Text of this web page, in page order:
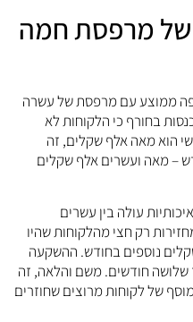
מרפסת חמה
ממוצע עם מרפסת של עשרה
בחורף כי הלקוחות לא
מאה אלף שקלים, זה
מאה ועשרים אלף שקלים
עולה בין עשרים
רק חצי מהלקוחות שהיו
נוספים בחודש. ההשקעה
חודשים. משם והלאה, זה
של לקוחות מרוצים שחוזרים